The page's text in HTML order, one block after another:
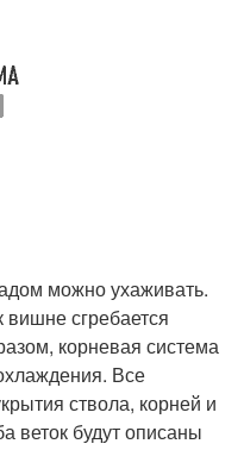
можно ухаживать.
вишне сгребается
корневая система
Все
ствола, корней и
веток будут описаны